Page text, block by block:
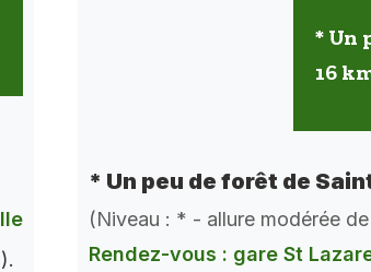
* Un
16
* Un peu de forêt de
(Niveau : * - allure modérée
Rendez-vous : gare St